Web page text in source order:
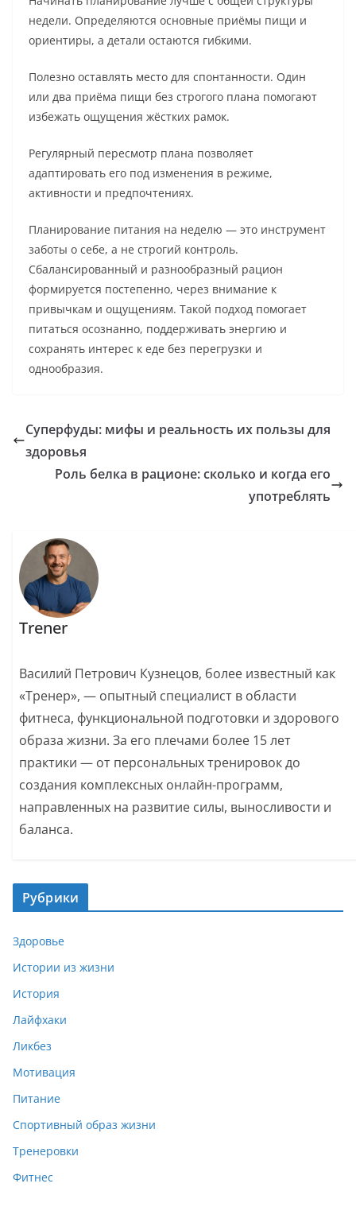
недели. Определяются основные приёмы пищи и
ориентиры, а детали остаются гибкими.
Полезно оставлять место для спонтанности. Один
или два приёма пищи без строгого плана помогают
избежать ощущения жёстких рамок.
Регулярный пересмотр плана позволяет
адаптировать его под изменения в режиме,
активности и предпочтениях.
Планирование питания на неделю — это инструмент
заботы о себе, а не строгий контроль.
Сбалансированный и разнообразный рацион
формируется постепенно, через внимание к
привычкам и ощущениям. Такой подход помогает
питаться осознанно, поддерживать энергию и
сохранять интерес к еде без перегрузки и
однообразия.
Суперфуды: мифы и реальность их пользы для
здоровья
Роль белка в рационе: сколько и когда его
употреблять
Trener
Василий Петрович Кузнецов, более известный как
«Тренер», — опытный специалист в области
фитнеса, функциональной подготовки и здорового
образа жизни. За его плечами более 15 лет
практики — от персональных тренировок до
создания комплексных онлайн-программ,
направленных на развитие силы, выносливости и
баланса.
Рубрики
Здоровье
Истории из жизни
История
Лайфхаки
Ликбез
Мотивация
Питание
Спортивный образ жизни
Тренеровки
Фитнес